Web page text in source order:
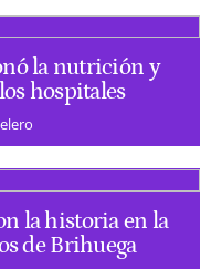
la nutrición y
hospitales
la historia en la
de Brihuega